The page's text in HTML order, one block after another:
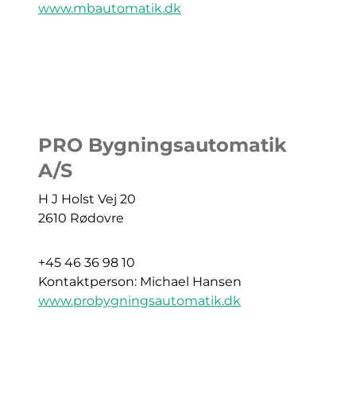
www.mbautomatik.dk
PRO Bygningsautomatik
A/S
H J Holst Vej 20
2610 Rødovre
+45 46 36 98 10
Kontaktperson: Michael Hansen
www.probygningsautomatik.dk